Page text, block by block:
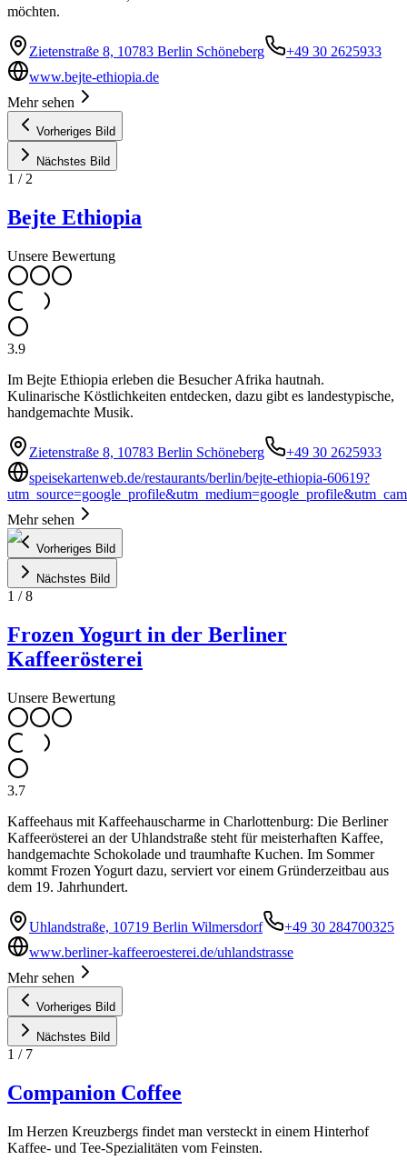
möchten.
Zietenstraße 8, 10783 Berlin Schöneberg
+49 30 2625933
www.bejte-ethiopia.de
Mehr sehen
Vorheriges Bild
Nächstes Bild
1 / 2
Bejte Ethiopia
Unsere Bewertung
3.9
Im Bejte Ethiopia erleben die Besucher Afrika hautnah.
Kulinarische Köstlichkeiten entdecken, dazu gibt es landestypische,
handgemachte Musik.
Zietenstraße 8, 10783 Berlin Schöneberg
+49 30 2625933
speisekartenweb.de/restaurants/berlin/bejte-ethiopia-60619?
Mehr sehen
Vorheriges Bild
Nächstes Bild
1 /8
Frozen Yogurt in der Berliner
Kaffeerösterei
Unsere Bewertung
3.7
Kaffeehaus mit Kaffeehauscharme in Charlottenburg: Die Berliner
Kaffeerösterei an der Uhlandstraße steht für meisterhaften Kaffee,
handgemachte Schokolade und traumhafte Kuchen. Im Sommer
kommt Frozen Yogurt dazu, serviert vor einem Gründerzeitbau aus
dem 19. Jahrhundert.
Uhlandstraße, 10719 Berlin Wilmersdorf
+49 30 284700325
www.berliner-kaffeeroesterei.de/uhlandstrasse
Mehr sehen
Vorheriges Bild
Nächstes Bild
1 / 7
Companion Coffee
Im Herzen Kreuzbergs findet man versteckt in einem Hinterhof
Kaffee- und Tee-Spezialitäten vom Feinsten.